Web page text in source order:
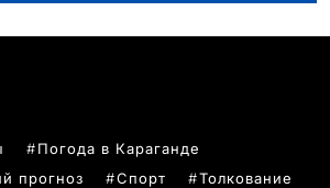
Погода в Караганде
прогноз
Спорт
Толкование